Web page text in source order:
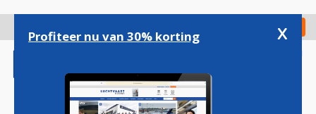
gaan
Check in
Profiteer nu van 30% korting x